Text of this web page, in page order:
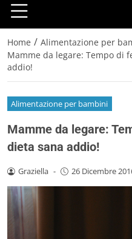
Home / Alimentazione per
Mamme da legare: Tempo di
addio!
Alimentazione per bambini
Mamme da legare:
dieta sana addio!
Graziella - 26 Dicembre